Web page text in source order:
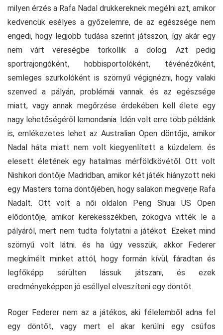
milyen érzés a Rafa Nadal drukkereknek megélni azt, amikor
kedvencük esélyes a győzelemre, de az egészsége nem
engedi, hogy legjobb tudása szerint játsszon, így akár egy
nem várt vereségbe torkollik a dolog. Azt pedig
sportrajongóként, hobbisportolóként, tévénézőként,
semleges szurkolóként is szörnyű végignézni, hogy valaki
szenved a pályán, problémái vannak. és az egészsége
miatt, vagy annak megőrzése érdekében kell élete egy
nagy lehetőségéről lemondania. Idén volt erre több példánk
is, emlékezetes lehet az Australian Open döntője, amikor
Nadal háta miatt nem volt kiegyenlített a küzdelem. és
elesett életének egy hatalmas mérföldkövétől. Ott volt
Nishikori döntője Madridban, amikor két játék hiányzott neki
egy Masters torna döntőjében, hogy salakon megverje Rafa
Nadalt. Ott volt a női oldalon Peng Shuai US Open
elődöntője, amikor kerekesszékben, zokogva vitték le a
pályáról, mert nem tudta folytatni a játékot. Ezeket mind
szörnyű volt látni. és ha úgy vesszük, akkor Federer
megkímélt minket attól, hogy formán kívül, fáradtan és
legfőképp sérülten lássuk játszani, és ezek
eredményeképpen jó eséllyel elveszíteni egy döntőt.
Roger Federer nem az a játékos, aki félelemből adna fel
egy döntőt, vagy mert el akar kerülni egy csúfos